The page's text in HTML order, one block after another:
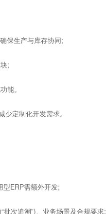
保生产与库存协同;
;
能。
定制化开发需求。
ERP需额外开发;
次追溯”)、业务场景及合规要求;